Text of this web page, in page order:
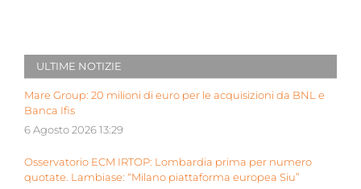
ULTIME NOTIZIE
Mare Group: 20 milioni di euro per le acquisizioni da BNL e
Banca Ifis
6 Agosto 2026 13:29
Osservatorio ECM IRTOP: Lombardia prima per numero
quotate. Lambiase: “Milano piattaforma europea Siu”